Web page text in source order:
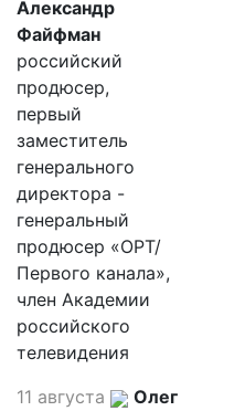
Александр
Файфман
российский
продюсер,
первый
заместитель
генерального
директора -
генеральный
продюсер «ОРТ/
Первого канала»,
член Академии
российского
телевидения
11 августа
Олег